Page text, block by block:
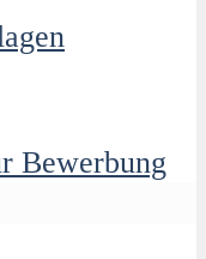
Bewerbung